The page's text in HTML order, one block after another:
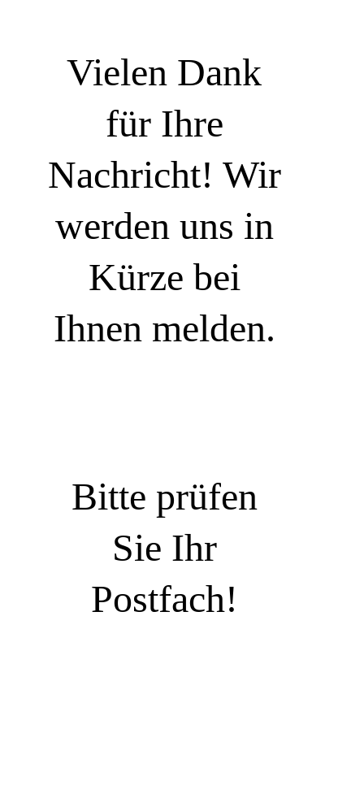
Vielen Dank
für Ihre
Nachricht! Wir
werden uns in
Kürze bei
Ihnen melden.
Bitte prüfen
Sie Ihr
Postfach!